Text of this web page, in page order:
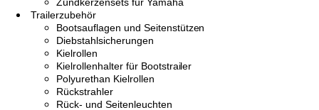
Zündkerzensets für Yamaha
Trailerzubehör
Bootsauflagen und Seitenstützen
Diebstahlsicherungen
Kielrollen
Kielrollenhalter für Bootstrailer
Polyurethan Kielrollen
Rückstrahler
Rück- und Seitenleuchten